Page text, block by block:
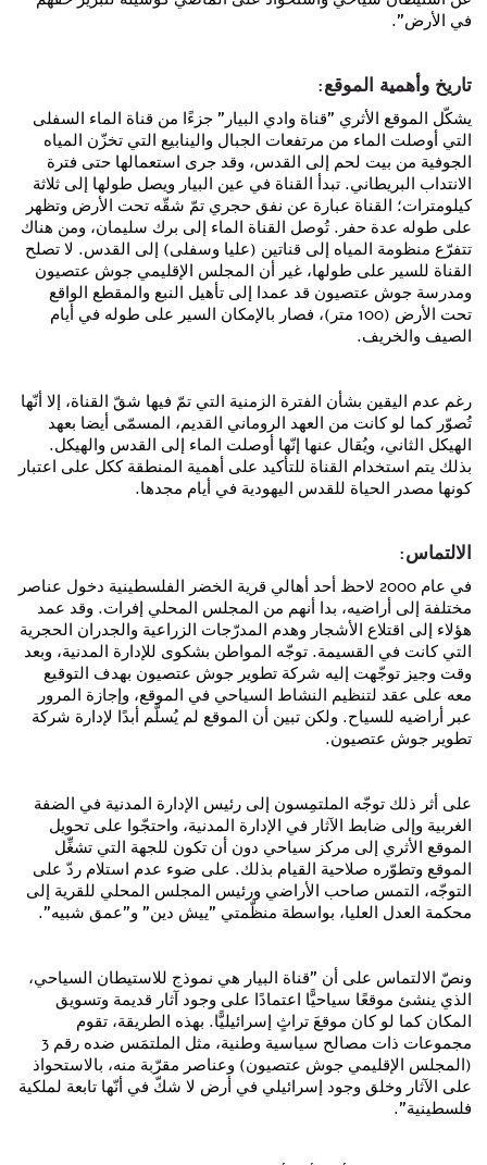
في الأرض".
تاريخ وأهمية الموقع:
يشكّل الموقع الأثري "قناة وادي البيار" جزءًا من قناة الماء السفلى
التي أوصلت الماء من مرتفعات الجبال والينابيع التي تخزّن المياه
الجوفية من بيت لحم إلى القدس، وقد جرى استعمالها حتى فترة
الانتداب البريطاني. تبدأ القناة في عين البيار ويصل طولها إلى ثلاثة
كيلومترات؛ القناة عبارة عن نفق حجري تمّ شقّه تحت الأرض وتظهر
على طوله عدة حفر. تُوصل القناة الماء إلى برك سليمان، ومن هناك
تتفرّع منظومة المياه إلى قناتين (عليا وسفلى) إلى القدس. لا تصلح
القناة للسير على طولها، غير أن المجلس الإقليمي جوش عتصيون
ومدرسة جوش عتصيون قد عمدا إلى تأهيل النبع والمقطع الواقع
تحت الأرض (100 متر)، فصار بالإمكان السير على طوله في أيام
الصيف والخريف.
رغم عدم اليقين بشأن الفترة الزمنية التي تمّ فيها شقّ القناة، إلا أنّها
تُصوّر كما لو كانت من العهد الروماني القديم، المسمّى أيضا بعهد
الهيكل الثاني، ويُقال عنها إنّها أوصلت الماء إلى القدس والهيكل.
بذلك يتم استخدام القناة للتأكيد على أهمية المنطقة ككل على اعتبار
كونها مصدر الحياة للقدس اليهودية في أيام مجدها.
الالتماس:
في عام 2000 لاحظ أحد أهالي قرية الخضر الفلسطينية دخول عناصر
مختلفة إلى أراضيه، بدا أنهم من المجلس المحلي إفرات. وقد عمد
هؤلاء إلى اقتلاع الأشجار وهدم المدرّجات الزراعية والجدران الحجرية
التي كانت في القسيمة. توجّه المواطن بشكوى للإدارة المدنية، وبعد
وقت وجيز توجّهت إليه شركة تطوير جوش عتصيون بهدف التوقيع
معه على عقد لتنظيم النشاط السياحي في الموقع، وإجازة المرور
عبر أراضيه للسياح. ولكن تبين أن الموقع لم يُسلَّم أبدًا لإدارة شركة
تطوير جوش عتصيون.
على أثر ذلك توجّه الملتمِسون إلى رئيس الإدارة المدنية في الضفة
الغربية وإلى ضابط الآثار في الإدارة المدنية، واحتجّوا على تحويل
الموقع الأثري إلى مركز سياحي دون أن تكون للجهة التي تشغِّل
الموقع وتطوّره صلاحية القيام بذلك. على ضوء عدم استلام ردّ على
التوجّه، التمس صاحب الأراضي ورئيس المجلس المحلي للقرية إلى
محكمة العدل العليا، بواسطة منظّمتي "ييش دين" و"عمق شبيه".
ونصّ الالتماس على أن "قناة البيار هي نموذج للاستيطان السياحي،
الذي ينشئ موقعًا سياحيًّا اعتمادًا على وجود آثار قديمة وتسويق
المكان كما لو كان موقعَ تراثٍ إسرائيليًّا. بهذه الطريقة، تقوم
مجموعات ذات مصالح سياسية وطنية، مثل الملتمَس ضده رقم 3
(المجلس الإقليمي جوش عتصيون) وعناصر مقرّبة منه، بالاستحواذ
على الآثار وخلق وجود إسرائيلي في أرض لا شكّ في أنّها تابعة لملكية
فلسطينية".